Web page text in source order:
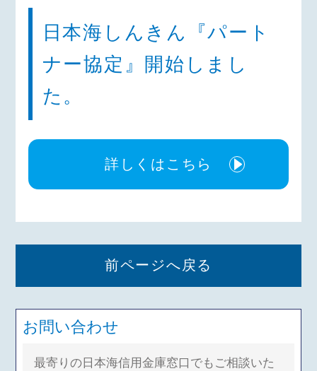
日本海しんきん『パート
ナー協定』開始しまし
た。
詳しくはこちら
前ページへ戻る
お問い合わせ
最寄りの日本海信用金庫窓口でもご相談いた